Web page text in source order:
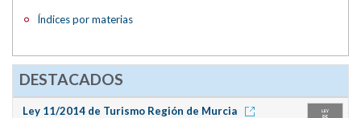
Índices por materias
DESTACADOS
Ley 11/2014 de Turismo Región de Murcia